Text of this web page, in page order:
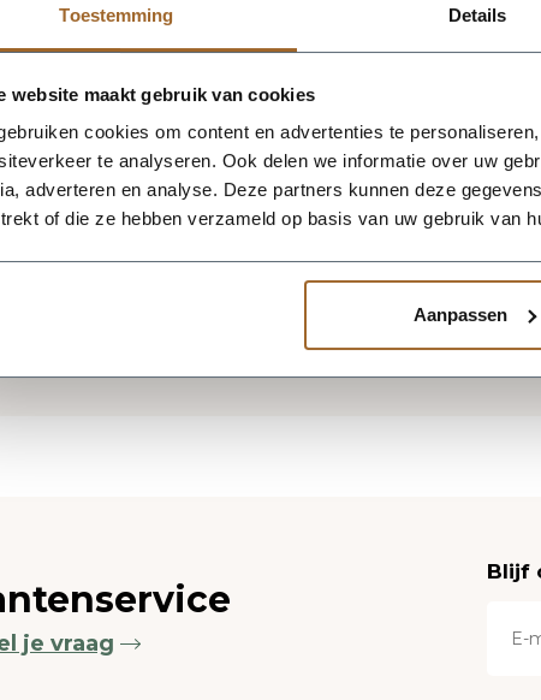
Toestemming Details
website maakt gebruik van cookies
cookies om content en advertenties te
te analyseren. Ook delen we informatie over uw
adverteren en analyse. Deze partners kunnen deze
of die ze hebben verzameld op basis van uw gebruik van
Aanpassen
Balloon 55 - Antique White van Luca Lifestyle brengt
en een verzorgde uitstraling in elke ruimte. Dankzij de
deze plantenbak een herkenbaar silhouet dat mooi
zowel moderne als natuurlijke interieurs. De kleur
ontwerp een rustige, stijlvolle basis en laat groen
Het buitenformaat is 55 x 55 x 68 cm, waardoor
heeft zonder zijn elegante vorm te
plantgat Ø41 en inhoud 130 liter. De
voor een luxe look en maakt deze plantenbak
op kantoor, op het terras of in de tuin. Combineer
uit dezelfde serie voor een krachtig en harmonieus
je vraag
Blijf